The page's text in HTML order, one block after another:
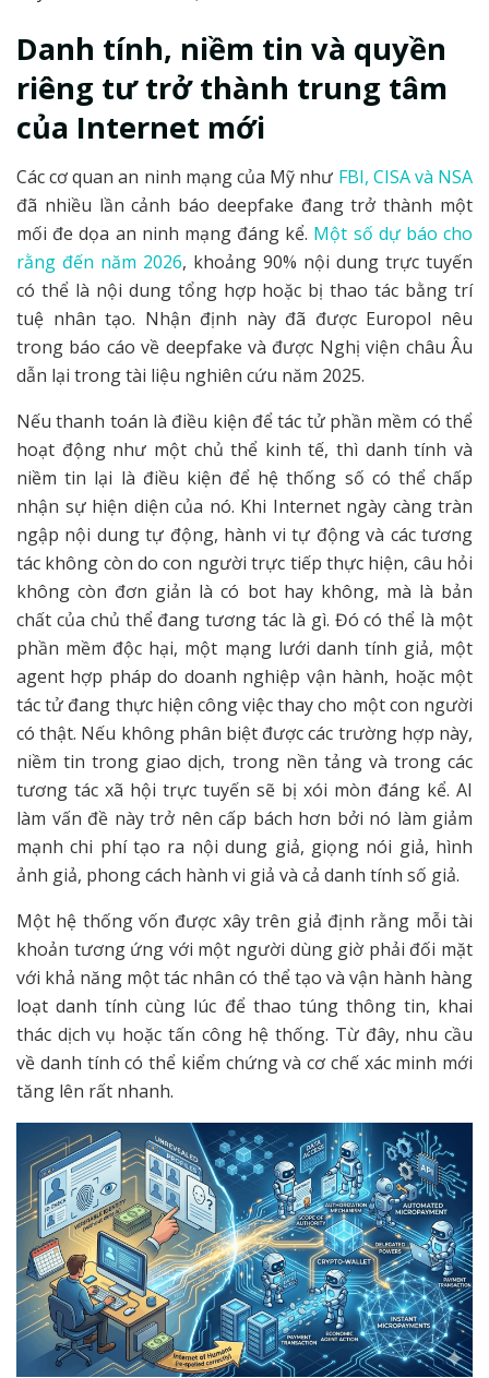
Danh tính, niềm tin và quyền
riêng tư trở thành trung tâm
của Internet mới
Các cơ quan an ninh mạng của Mỹ như FBI, CISA và NSA
đã nhiều lần cảnh báo deepfake đang trở thành một
mối đe dọa an ninh mạng đáng kể. Một số dự báo cho
rằng đến năm 2026, khoảng 90% nội dung trực tuyến
có thể là nội dung tổng hợp hoặc bị thao tác bằng trí
tuệ nhân tạo. Nhận định này đã được Europol nêu
trong báo cáo về deepfake và được Nghị viện châu Âu
dẫn lại trong tài liệu nghiên cứu năm 2025.
Nếu thanh toán là điều kiện để tác tử phần mềm có thể
hoạt động như một chủ thể kinh tế, thì danh tính và
niềm tin lại là điều kiện để hệ thống số có thể chấp
nhận sự hiện diện của nó. Khi Internet ngày càng tràn
ngập nội dung tự động, hành vi tự động và các tương
tác không còn do con người trực tiếp thực hiện, câu hỏi
không còn đơn giản là có bot hay không, mà là bản
chất của chủ thể đang tương tác là gì. Đó có thể là một
phần mềm độc hại, một mạng lưới danh tính giả, một
agent hợp pháp do doanh nghiệp vận hành, hoặc một
tác tử đang thực hiện công việc thay cho một con người
có thật. Nếu không phân biệt được các trường hợp này,
niềm tin trong giao dịch, trong nền tảng và trong các
tương tác xã hội trực tuyến sẽ bị xói mòn đáng kể. AI
làm vấn đề này trở nên cấp bách hơn bởi nó làm giảm
mạnh chi phí tạo ra nội dung giả, giọng nói giả, hình
ảnh giả, phong cách hành vi giả và cả danh tính số giả.
Một hệ thống vốn được xây trên giả định rằng mỗi tài
khoản tương ứng với một người dùng giờ phải đối mặt
với khả năng một tác nhân có thể tạo và vận hành hàng
loạt danh tính cùng lúc để thao túng thông tin, khai
thác dịch vụ hoặc tấn công hệ thống. Từ đây, nhu cầu
về danh tính có thể kiểm chứng và cơ chế xác minh mới
tăng lên rất nhanh.